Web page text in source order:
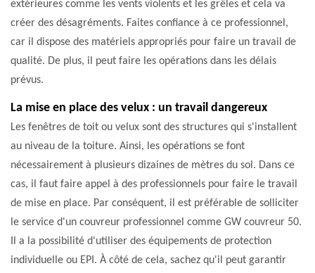
extérieures comme les vents violents et les grêles et cela va
créer des désagréments. Faites confiance à ce professionnel,
car il dispose des matériels appropriés pour faire un travail de
qualité. De plus, il peut faire les opérations dans les délais
prévus.
La mise en place des velux : un travail dangereux
Les fenêtres de toit ou velux sont des structures qui s'installent
au niveau de la toiture. Ainsi, les opérations se font
nécessairement à plusieurs dizaines de mètres du sol. Dans ce
cas, il faut faire appel à des professionnels pour faire le travail
de mise en place. Par conséquent, il est préférable de solliciter
le service d'un couvreur professionnel comme GW couvreur 50.
Il a la possibilité d'utiliser des équipements de protection
individuelle ou EPI. À côté de cela, sachez qu'il peut garantir